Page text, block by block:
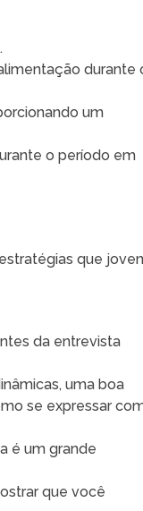
durante
um
o período em
que
da entrevista
uma boa
se expressar
é um grande
que você